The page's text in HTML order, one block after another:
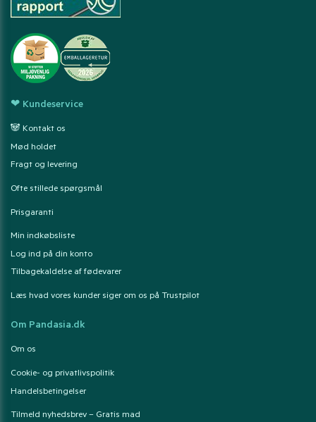
❤ Kundeservice
🐼 Kontakt os
Mød holdet
Fragt og levering
Ofte stillede spørgsmål
Prisgaranti
Min indkøbsliste
Log ind på din konto
Tilbagekaldelse af fødevarer
Læs hvad vores kunder siger om os på Trustpilot
Om Pandasia.dk
Om os
Cookie- og privatlivspolitik
Handelsbetingelser
Tilmeld nyhedsbrev – Gratis mad